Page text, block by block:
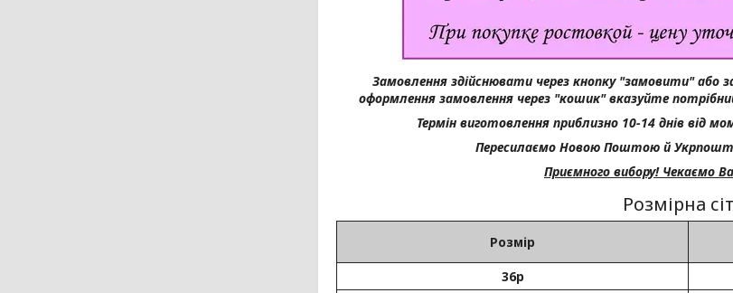
Замовлення здійснювати через кнопку "замовити" або
оформлення замовлення через "кошик" вказуйте
Термін виготовлення приблизно 10-14 днів від
Пересилаємо Новою Поштою й
Приємного вибору! Чекаємо
Розмір
Розмірна
36р